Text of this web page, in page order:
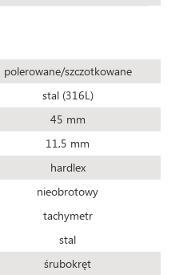
polerowane/szczotkowane
stal (316L)
45 mm
11,5 mm
hardlex
nieobrotowy
tachymetr
stal
śrubokręt